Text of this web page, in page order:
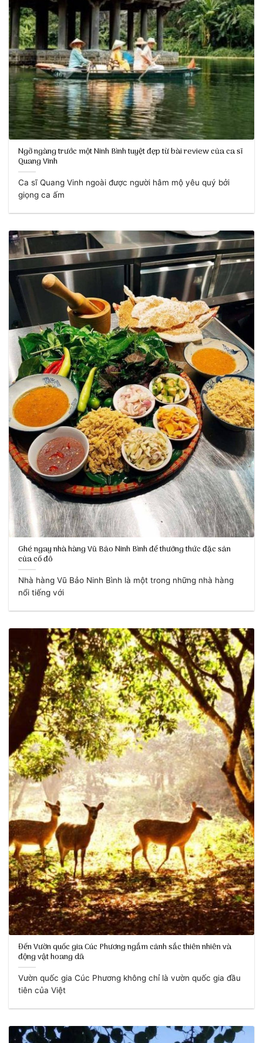
Ngỡ ngàng trước một Ninh Bình tuyệt đẹp từ bài review của ca sĩ
Quang Vinh
Ca sĩ Quang Vinh ngoài được người hâm mộ yêu quý bởi
giọng ca ấm
Ghé ngay nhà hàng Vũ Bảo Ninh Bình để thưởng thức đặc sản
của cố đô
Nhà hàng Vũ Bảo Ninh Bình là một trong những nhà hàng
nổi tiếng với
Đến Vườn quốc gia Cúc Phương ngắm cảnh sắc thiên nhiên và
động vật hoang dã
Vườn quốc gia Cúc Phương không chỉ là vườn quốc gia đầu
tiên của Việt